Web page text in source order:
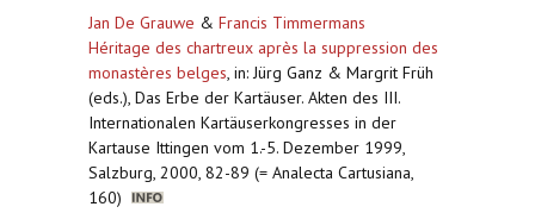
Jan De Grauwe & Francis Timmermans
Héritage des chartreux après la suppression des
monastères belges, in: Jürg Ganz & Margrit Früh
(eds.), Das Erbe der Kartäuser. Akten des III.
Internationalen Kartäuserkongresses in der
Kartause Ittingen vom 1.-5. Dezember 1999,
Salzburg, 2000, 82-89 (= Analecta Cartusiana,
160)